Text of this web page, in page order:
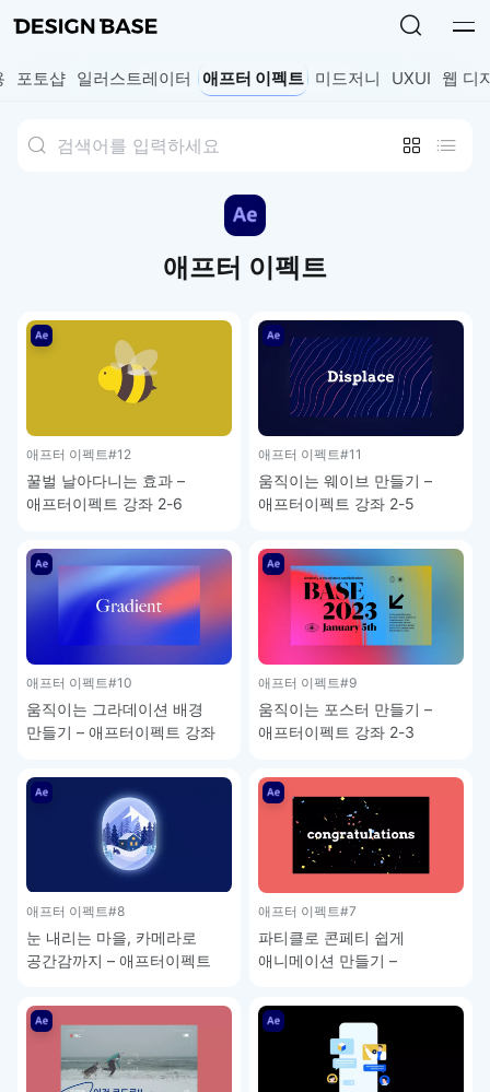
포토샵 일러스트레이터 애프터 이펙트 미드저니 UXUI 웹 디
애프터 이펙트
애프터 이펙트#12
꿀벌 날아다니는 효과 –
애프터이펙트 강좌 2-6
애프터 이펙트#11
움직이는 웨이브 만들기 –
애프터이펙트 강좌 2-5
애프터 이펙트#10
움직이는 그라데이션 배경
만들기 – 애프터이펙트 강좌
애프터 이펙트#9
움직이는 포스터 만들기 –
애프터이펙트 강좌 2-3
애프터 이펙트#8
눈 내리는 마을, 카메라로
공간감까지 – 애프터이펙트
애프터 이펙트#7
파티클로 콘페티 쉽게
애니메이션 만들기 –